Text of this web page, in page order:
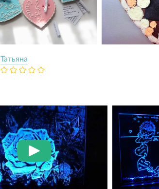
Татьяна